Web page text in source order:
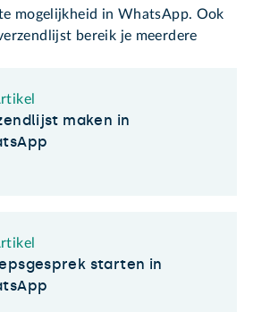
mogelijkheid in WhatsApp. Ook
bereik je meerdere
maken in
starten in